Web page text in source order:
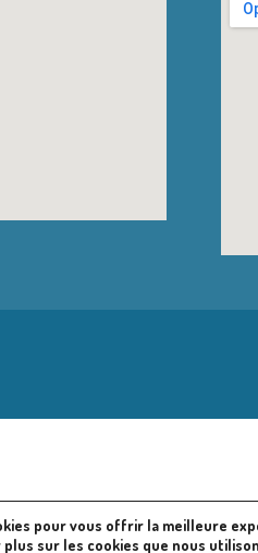
© 2024 SMEL
pour vous offrir la meilleure
plus sur les cookies que nous